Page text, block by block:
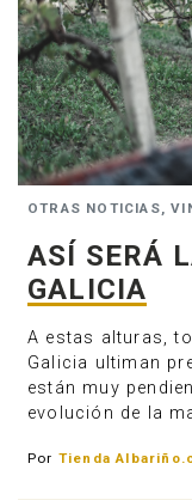
OTRAS NOTICIAS,
ASÍ SERÁ
GALICIA
A estas alturas,
Galicia ultiman
están muy
evolución de la
Por Tienda